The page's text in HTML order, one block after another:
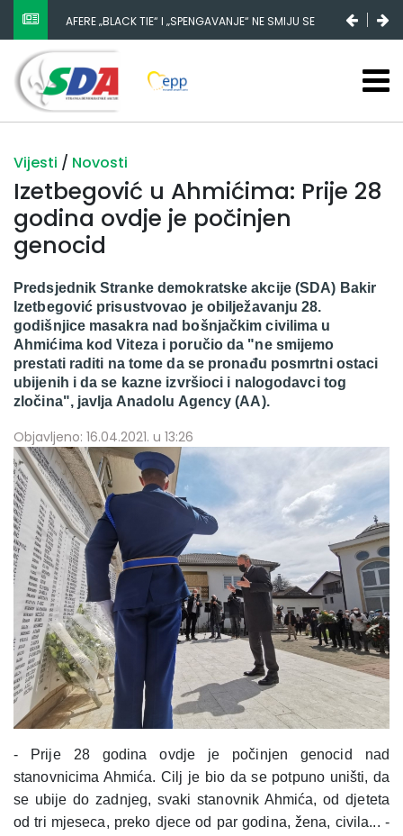
AFERE „BLACK TIE“ I „SPENGAVANJE“ NE SMIJU SE
ZATAŠKATI
Vijesti / Novosti
Izetbegović u Ahmićima: Prije 28
godina ovdje je počinjen
genocid
Predsjednik Stranke demokratske akcije (SDA) Bakir
Izetbegović prisustvovao je obilježavanju 28.
godišnjice masakra nad bošnjačkim civilima u
Ahmićima kod Viteza i poručio da "ne smijemo
prestati raditi na tome da se pronađu posmrtni ostaci
ubijenih i da se kazne izvršioci i nalogodavci tog
zločina", javlja Anadolu Agency (AA).
Objavljeno: 16.04.2021. u 13:26
- Prije 28 godina ovdje je počinjen genocid nad
stanovnicima Ahmića. Cilj je bio da se potpuno uništi, da
se ubije do zadnjeg, svaki stanovnik Ahmića, od djeteta
od tri mjeseca, preko djece od par godina, žena, civila... -